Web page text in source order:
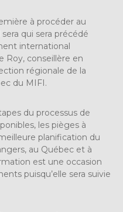
à procéder au
qui sera précédé
international
Roy, conseillère en
régionale de la
du MIFI.
du processus de
les pièges à
planification du
au Québec et à
est une occasion
puisqu’elle sera suivie